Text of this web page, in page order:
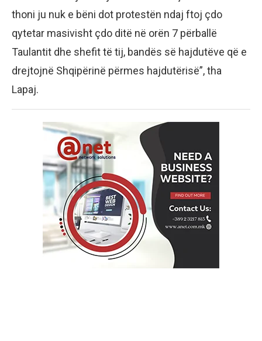
thoni ju nuk e bëni dot protestën ndaj ftoj çdo
qytetar masivisht çdo ditë në orën 7 përballë
Taulantit dhe shefit të tij, bandës së hajdutëve që e
drejtojnë Shqipërinë përmes hajdutërisë”, tha
Lapaj.